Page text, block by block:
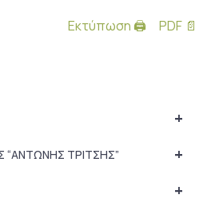
Εκτύπωση 🖨
PDF 📄
+
+
ΤΡΙΤΣΗΣ”
+